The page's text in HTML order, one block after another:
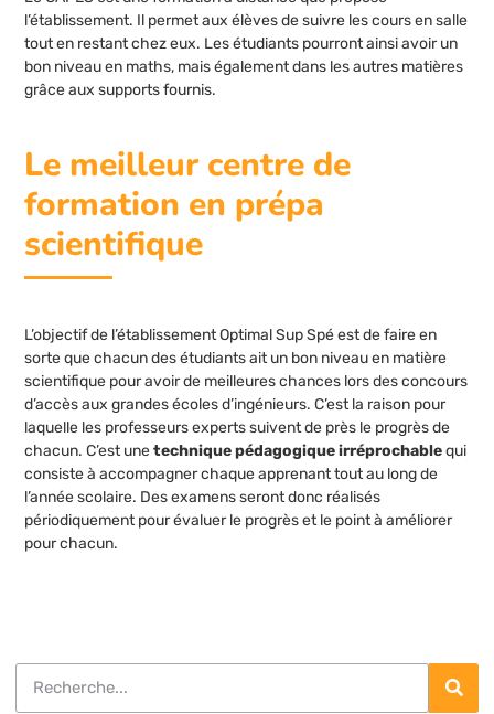
l’établissement. Il permet aux élèves de suivre les cours en salle
tout en restant chez eux. Les étudiants pourront ainsi avoir un
bon niveau en maths, mais également dans les autres matières
grâce aux supports fournis.
Le meilleur centre de
formation en prépa
scientifique
L’objectif de l’établissement Optimal Sup Spé est de faire en
sorte que chacun des étudiants ait un bon niveau en matière
scientifique pour avoir de meilleures chances lors des concours
d’accès aux grandes écoles d’ingénieurs. C’est la raison pour
laquelle les professeurs experts suivent de près le progrès de
chacun. C’est unetechnique pédagogique irréprochablequi
consiste à accompagner chaque apprenant tout au long de
l’année scolaire. Des examens seront donc réalisés
périodiquement pour évaluer le progrès et le point à améliorer
pour chacun.